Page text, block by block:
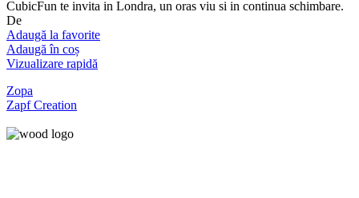
CubicFun te invita in Londra, un oras viu si in continua schimbare.
De
Adaugă la favorite
Adaugă în coș
Vizualizare rapidă
Zopa
Zapf Creation